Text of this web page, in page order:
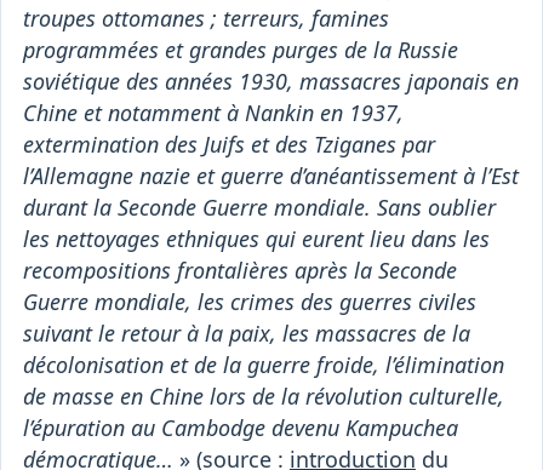
troupes ottomanes ; terreurs, famines
programmées et grandes purges de la Russie
soviétique des années 1930, massacres japonais en
Chine et notamment à Nankin en 1937,
extermination des Juifs et des Tziganes par
l’Allemagne nazie et guerre d’anéantissement à l’Est
durant la Seconde Guerre mondiale. Sans oublier
les nettoyages ethniques qui eurent lieu dans les
recompositions frontalières après la Seconde
Guerre mondiale, les crimes des guerres civiles
suivant le retour à la paix, les massacres de la
décolonisation et de la guerre froide, l’élimination
de masse en Chine lors de la révolution culturelle,
l’épuration au Cambodge devenu Kampuchea
démocratique… » (source : introduction du